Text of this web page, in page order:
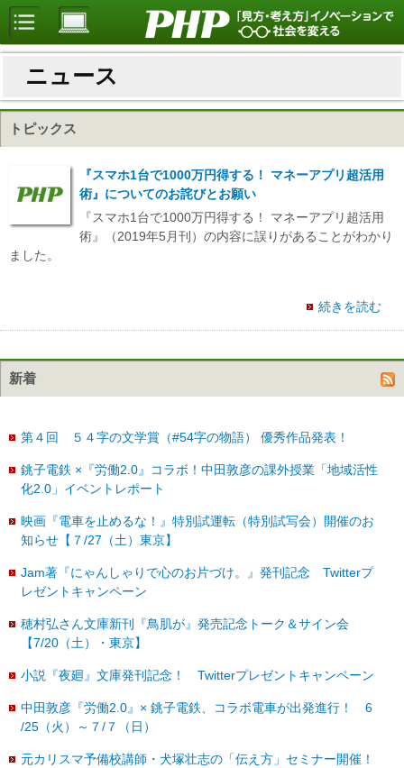
ニュース
トピックス
『スマホ1台で1000万円得する！ マネーアプリ超活用
術』についてのお詫びとお願い
『スマホ1台で1000万円得する！ マネーアプリ超活用
術』（2019年5月刊）の内容に誤りがあることがわかり
ました。
続きを読む
新着
第４回 ５４字の文学賞（#54字の物語） 優秀作品発表！
銚子電鉄 ×『労働2.0』コラボ！中田敦彦の課外授業「地域活性
化2.0」イベントレポート
映画『電車を止めるな！』特別試運転（特別試写会）開催のお
知らせ【７/27（土）東京】
Jam著『にゃんしゃりで心のお片づけ。』発刊記念 Twitterプ
レゼントキャンペーン
穂村弘さん文庫新刊『鳥肌が』発売記念トーク＆サイン会
【7/20（土）・東京】
小説『夜廻』文庫発刊記念！ Twitterプレゼントキャンペーン
中田敦彦『労働2.0』× 銚子電鉄、コラボ電車が出発進行！ 6
/25（火）～７/７（日）
元カリスマ予備校講師・犬塚壮志の「伝え方」セミナー開催！